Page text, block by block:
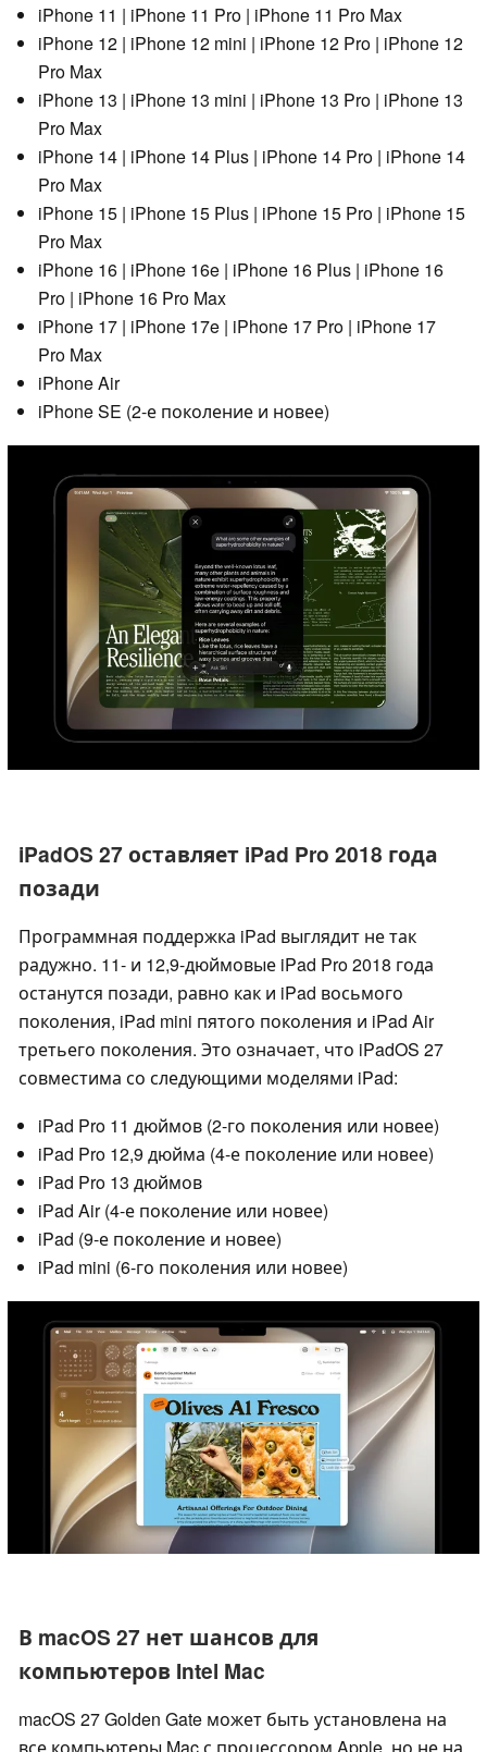
iPhone 11 | iPhone 11 Pro | iPhone 11 Pro Max
iPhone 12 | iPhone 12 mini | iPhone 12 Pro | iPhone 12
Pro Max
iPhone 13 | iPhone 13 mini | iPhone 13 Pro | iPhone 13
Pro Max
iPhone 14 | iPhone 14 Plus | iPhone 14 Pro | iPhone 14
Pro Max
iPhone 15 | iPhone 15 Plus | iPhone 15 Pro | iPhone 15
Pro Max
iPhone 16 | iPhone 16e | iPhone 16 Plus | iPhone 16
Pro | iPhone 16 Pro Max
iPhone 17 | iPhone 17e | iPhone 17 Pro | iPhone 17
Pro Max
iPhone Air
iPhone SE (2-е поколение и новее)
iPadOS 27 оставляет iPad Pro 2018 года
позади
Программная поддержка iPad выглядит не так
радужно. 11- и 12,9-дюймовые iPad Pro 2018 года
останутся позади, равно как и iPad восьмого
поколения, iPad mini пятого поколения и iPad Air
третьего поколения. Это означает, что iPadOS 27
совместима со следующими моделями iPad:
iPad Pro 11 дюймов (2-го поколения или новее)
iPad Pro 12,9 дюйма (4-е поколение или новее)
iPad Pro 13 дюймов
iPad Air (4-е поколение или новее)
iPad (9-е поколение и новее)
iPad mini (6-го поколения или новее)
В macOS 27 нет шансов для
компьютеров Intel Mac
macOS 27 Golden Gate может быть установлена на